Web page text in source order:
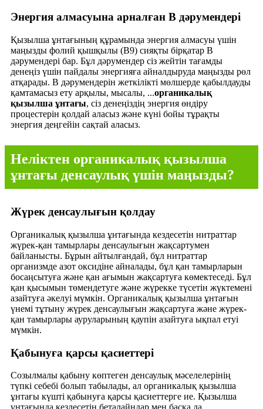
Энергия алмасуына арналған В дәрумендері
Қызылша ұнтағының құрамында энергия алмасуы үшін
маңызды фолий қышқылы (B9) сияқты бірқатар В
дәрумендері бар. Бұл дәрумендер сіз жейтін тағамды
денеңіз үшін пайдалы энергияға айналдыруда маңызды рөл
атқарады. В дәрумендерін жеткілікті мөлшерде қабылдауды
қамтамасыз ету арқылы, мысалы, ...органикалық
қызылша ұнтағы, сіз денеңіздің энергия өндіру
процестерін қолдай аласыз және күні бойы тұрақты
энергия деңгейін сақтай аласыз.
Неліктен органикалық қызылша
ұнтағы денсаулық үшін маңызды?
Жүрек денсаулығын қолдау
Органикалық қызылша ұнтағында кездесетін нитраттар
жүрек-қан тамырлары денсаулығын жақсартумен
байланысты. Бұрын айтылғандай, бұл нитраттар
организмде азот оксидіне айналады, бұл қан тамырларын
босаңсытуға және қан ағымын жақсартуға көмектеседі. Бұл
қан қысымын төмендетуге және жүрекке түсетін жүктемені
азайтуға әкелуі мүмкін. Органикалық қызылша ұнтағын
үнемі тұтыну жүрек денсаулығын жақсартуға және жүрек-
қан тамырлары ауруларының қаупін азайтуға ықпал етуі
мүмкін.
Қабынуға қарсы қасиеттері
Созылмалы қабыну көптеген денсаулық мәселелерінің
түпкі себебі болып табылады, ал органикалық қызылша
ұнтағы күшті қабынуға қарсы қасиеттерге ие. Қызылша